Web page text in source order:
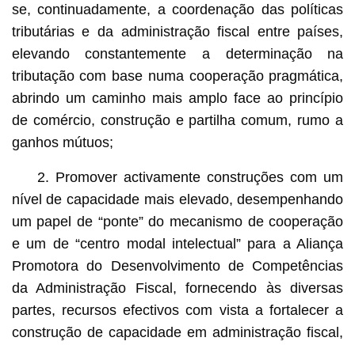
se, continuadamente, a coordenação das políticas
tributárias e da administração fiscal entre países,
elevando constantemente a determinação na
tributação com base numa cooperação pragmática,
abrindo um caminho mais amplo face ao princípio
de comércio, construção e partilha comum, rumo a
ganhos mútuos;
2. Promover activamente construções com um
nível de capacidade mais elevado, desempenhando
um papel de “ponte” do mecanismo de cooperação
e um de “centro modal intelectual” para a Aliança
Promotora do Desenvolvimento de Competências
da Administração Fiscal, fornecendo às diversas
partes, recursos efectivos com vista a fortalecer a
construção de capacidade em administração fiscal,